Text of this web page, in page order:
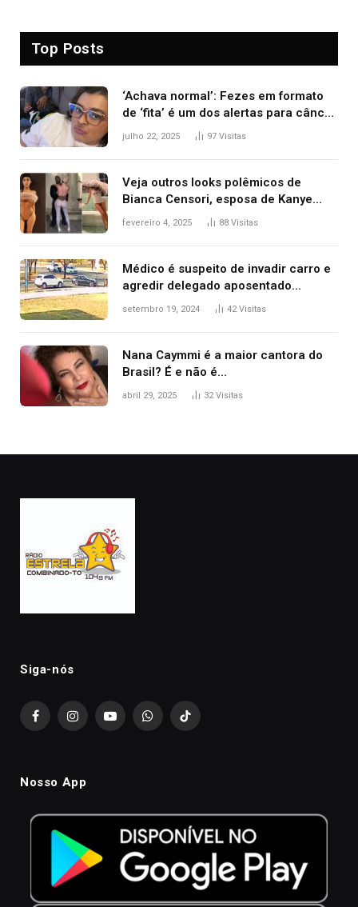
Top Posts
‘Achava normal’: Fezes em formato
de ‘fita’ é um dos alertas para câncer
colorretal; relembre fala de Preta Gil
julho 22, 2025 97 Visitas
Veja outros looks polêmicos de
Bianca Censori, esposa de Kanye
West que apareceu nua no Grammy
fevereiro 4, 2025 88 Visitas
Médico é suspeito de invadir carro e
agredir delegado aposentado
durante confusão no trânsito
setembro 19, 2024 42Visitas
Nana Caymmi é a maior cantora do
Brasil? É e não é…
abril 29, 2025 32Visitas
Siga-nós
FacebookInstagramYouTubeWhatsAppTikTok
Nosso App